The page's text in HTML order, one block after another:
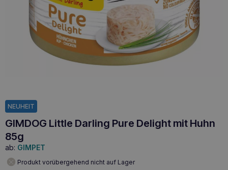
NEUHEIT
GIMDOG Little Darling Pure Delight mit Huhn
85g
ab: GIMPET
Produkt vorübergehend nicht auf Lager